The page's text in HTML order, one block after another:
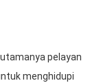
pelayan
menghidupi